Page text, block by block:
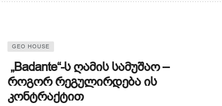
GEO HOUSE
„Badante“-ს ღამის სამუშაო –
როგორ რეგულირდება ის
კონტრაქტით